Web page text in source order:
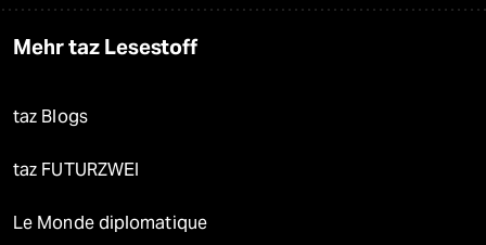
Mehr taz Lesestoff
taz Blogs
taz FUTURZWEI
Le Monde diplomatique